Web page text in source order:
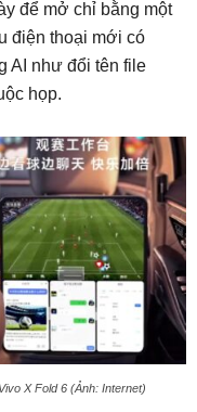
để mở chỉ bằng một
điện thoại mới có
AI như đổi tên file
họp.
X Fold 6 (Ảnh: Internet)